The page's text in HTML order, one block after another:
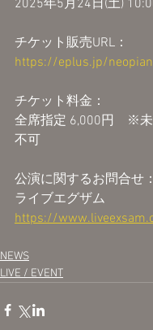
2025年5月24日(土)
チケット販売URL：
https://eplus.jp/
チケット料金：
全席指定 6,000円　※
不可
公演に関するお問合せ：
ライブエグザム
https://
NEWS
LIVE / EVENT